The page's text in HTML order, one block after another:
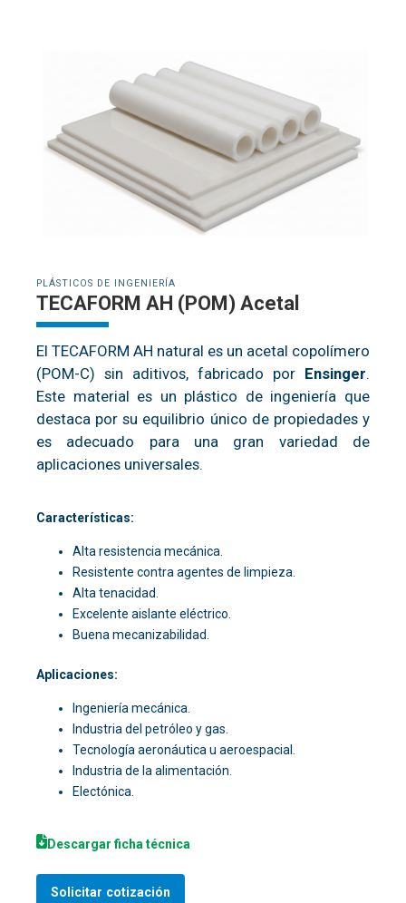
PLÁSTICOS DE INGENIERÍA
TECAFORM AH (POM) Acetal
El TECAFORM AH natural es un acetal copolímero
(POM-C) sin aditivos, fabricado por Ensinger.
Este material es un plástico de ingeniería que
destaca por su equilibrio único de propiedades y
es adecuado para una gran variedad de
aplicaciones universales.
Características:
Alta resistencia mecánica.
Resistente contra agentes de limpieza.
Alta tenacidad.
Excelente aislante eléctrico.
Buenamecanizabilidad.
Aplicaciones:
Ingeniería mecánica.
Industria del petróleo y gas.
Tecnología aeronáutica u aeroespacial.
Industria de la alimentación.
Electónica.
Descargar ficha técnica
Solicitar cotización